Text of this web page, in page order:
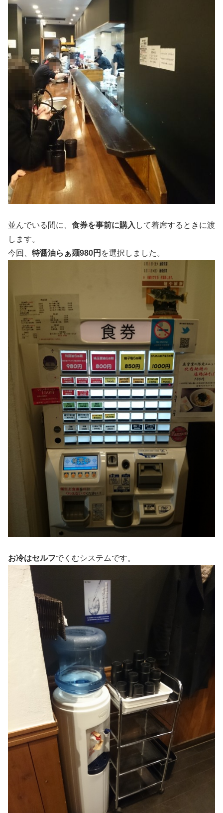
並んでいる間に、 食券を事前に購入 して着席するときに渡
します。
今回、 特醤油らぁ麺980円 を選択しました。
お冷はセルフでくむシステムです。